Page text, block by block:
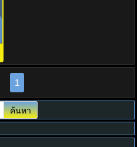
1
ค้นหา